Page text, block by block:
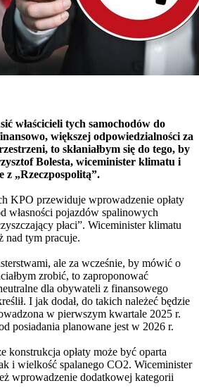
właścicieli tych samochodów do
większej odpowiedzialności za
to skłaniałbym się do tego, by
Bolesta, wiceminister klimatu i
z „Rzeczpospolitą”.
KPO przewiduje wprowadzenie opłaty
własności pojazdów spalinowych
płaci”. Wiceminister klimatu
nad tym pracuje.
ale za wcześnie, by mówić o
zrobić, to zaproponować
dla obywateli z finansowego
I jak dodał, do takich należeć będzie
w pierwszym kwartale 2025 r.
posiadania planowane jest w 2026 r.
konstrukcja opłaty może być oparta
i wielkość spalanego CO2. Wiceminister
wprowadzenie dodatkowej kategorii